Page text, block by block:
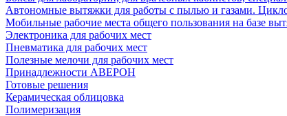
Автономные вытяжки для работы с пылью и газами.
Мобильные рабочие места общего пользования на базе
Электроника для рабочих мест
Пневматика для рабочих мест
Полезные мелочи для рабочих мест
Принадлежности АВЕРОН
Готовые решения
Керамическая облицовка
Полимеризация